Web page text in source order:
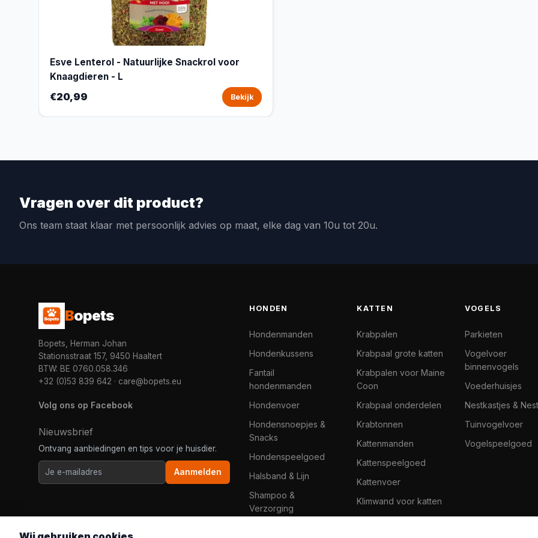
Esve Lenterol - Natuurlijke Snackrol voor
Knaagdieren - L
€20,99 Bekijk
Vragen over dit product?
Ons team staat klaar met persoonlijk advies op maat, elke dag van 10u tot 20u.
Bopets
Bopets, Herman Johan
Stationsstraat 157, 9450 Haaltert
BTW: BE 0760.058.346
+32 (0)53 839 642 · care@bopets.eu
Volg ons op Facebook
Nieuwsbrief
Ontvang aanbiedingen en tips voor je huisdier.
Aanmelden
HONDEN
Hondenmanden
Hondenkussens
Fantail
hondenmanden
Hondenvoer
Hondensnoepjes &
Snacks
Hondenspeelgoed
Halsband & Lijn
Shampoo &
Verzorging
KATTEN
Krabpalen
Krabpaal grote katten
Krabpalen voor Maine
Coon
Krabpaal onderdelen
Krabtonnen
Kattenmanden
Kattenspeelgoed
Kattenvoer
Klimwand voor katten
VOGELS
Parkieten
Vogelvoer
binnenvogels
Voederhuisjes
Nestkastjes &
Tuinvogelvoer
Vogelspeelgoed